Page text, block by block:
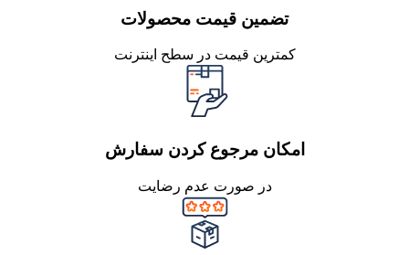
تضمین قیمت محصولات
کمترین قیمت در سطح اینترنت
امکان مرجوع کردن سفارش
در صورت عدم رضایت